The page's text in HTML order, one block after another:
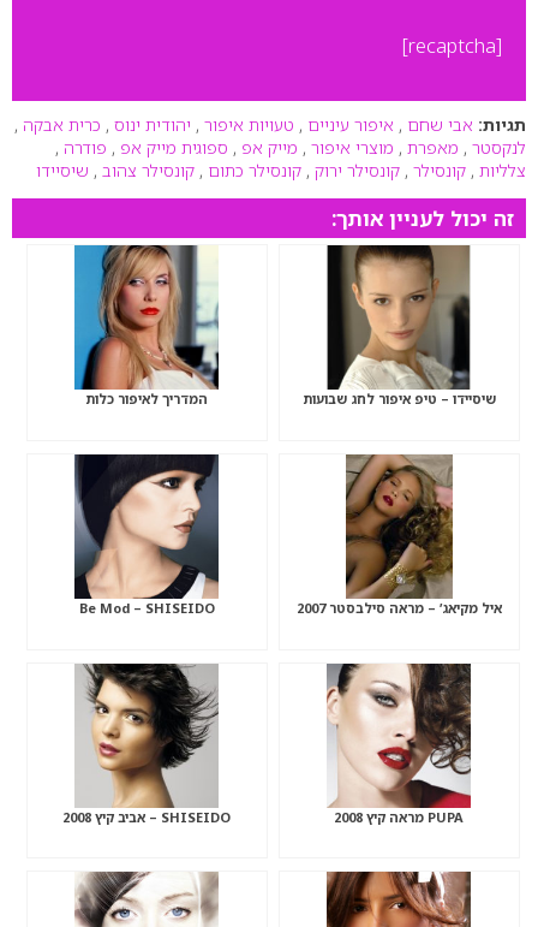
[recaptcha]
תגיות: אבי שחם , איפור עיניים , טעויות איפור , יהודית ינוס , כרית אבקה ,
לנקסטר , מאפרת , מוצרי איפור , מייק אפ , ספוגית מייק אפ , פודרה ,
צלליות , קונסילר , קונסילר ירוק , קונסילר כתום , קונסילר צהוב , שיסיידו
זה יכול לעניין אותך:
שיסיידו – טיפ איפור לחג שבועות המדריך לאיפור כלות
איל מקיאג’ – מראה סילבסטר 2007 Be Mod – SHISEIDO
PUPA מראה קיץ 2008 SHISEIDO – אביב קיץ 2008